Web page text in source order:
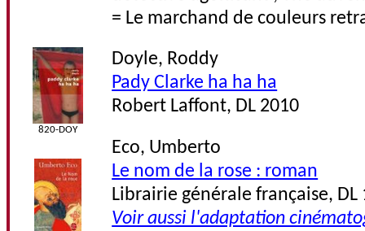
= Le marchand de couleurs
820-DOY
Doyle, Roddy
Pady Clarke ha ha ha
Robert Laffont, DL 2010
Eco, Umberto
Le nom de la rose : roman
Librairie générale française, DL
Voir aussi l'adaptation